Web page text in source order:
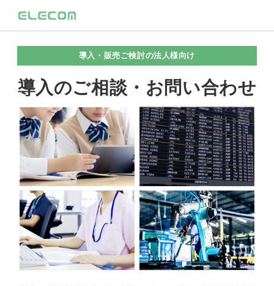
導入・販売ご検討の法人様向け
導入のご相談・お問い合わせ